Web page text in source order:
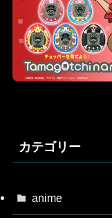
カテゴリー
anime